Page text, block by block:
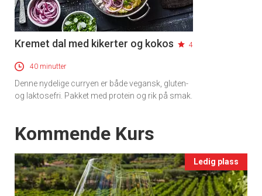
Kremet dal med kikerter og kokos 4
40 minutter
Denne nydelige curryen er både vegansk, gluten-
og laktosefri. Pakket med protein og rik på smak.
Events
Kommende Kurs
Ledig plass